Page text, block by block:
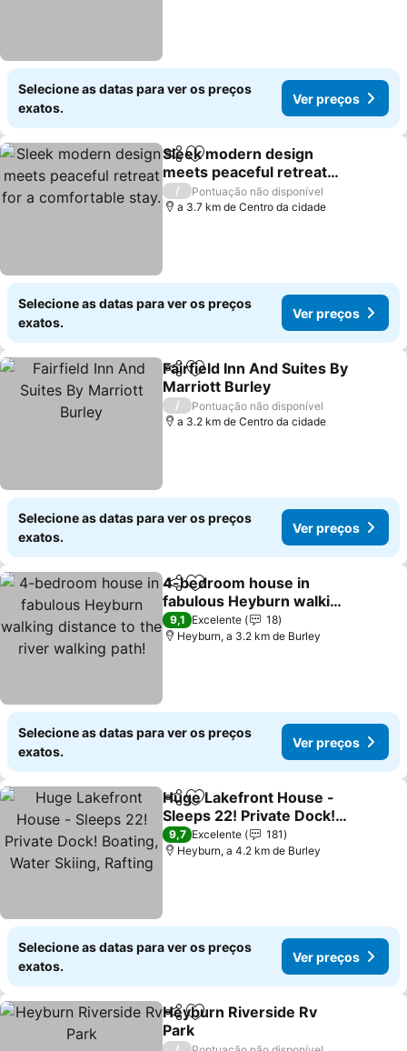
Selecione as datas para ver os preços
exatos.
Ver preços
PartilharAdicionar aos favoritos
Sleek modern design
meets peaceful retreat
for a comfortable stay.
/
Pontuação não disponível
a 3.7 km de Centro da cidade
Selecione as datas para ver os preços
exatos.
Ver preços
PartilharAdicionar aos favoritos
Fairfield Inn And Suites By
Marriott Burley
/
Pontuação não disponível
a 3.2 km de Centro da cidade
Selecione as datas para ver os preços
exatos.
Ver preços
PartilharAdicionar aos favoritos
4-bedroom house in
fabulous Heyburn walking
distance to the river
walking path!
9,1 Excelente
18
Heyburn, a 3.2 km de Burley
Selecione as datas para ver os preços
exatos.
Ver preços
PartilharAdicionar aos favoritos
Huge Lakefront House -
Sleeps 22! Private Dock!
Boating, Water Skiing,
Rafting
9,7 Excelente
181
Heyburn, a 4.2 km de Burley
Selecione as datas para ver os preços
exatos.
Ver preços
PartilharAdicionar aos favoritos
Heyburn Riverside Rv
Park